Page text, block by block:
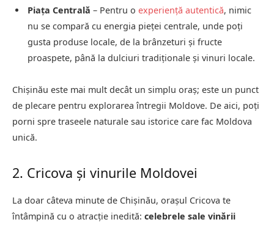
Piața Centrală – Pentru o experiență autentică, nimic
nu se compară cu energia pieței centrale, unde poți
gusta produse locale, de la brânzeturi și fructe
proaspete, până la dulciuri tradiționale și vinuri locale.
Chișinău este mai mult decât un simplu oraș; este un punct
de plecare pentru explorarea întregii Moldove. De aici, poți
porni spre traseele naturale sau istorice care fac Moldova
unică.
2. Cricova și vinurile Moldovei
La doar câteva minute de Chișinău, orașul Cricova te
întâmpină cu o atracție inedită: celebrele sale vinării